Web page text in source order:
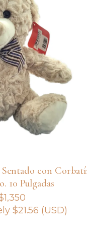
con
10 Pulgadas
1,350
$21.56 (USD)